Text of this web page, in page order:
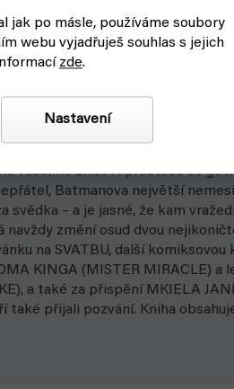
jak po másle, používáme soubory
webu vyjadřuješ souhlas s jejich
zde.
Nastavení
– a zuby a nehty se bránili
povrch vybublaly jejich skutečné
svatbou století. Ale pro
se Bruce a Selina chystají, že
se smrtelně nebezpečnou
všechno zničí. A přestože se
Batmanova největší
– a je jasné, že kam
změní osud dvou
na SVATBU, další komiksovou
KINGA (MISTER MIRACLE) a
a také za přispění MKIELA
také přijali pozvání. Kniha